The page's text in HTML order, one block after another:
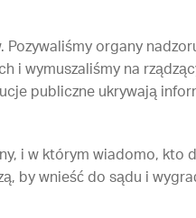
Pozywaliśmy organy
i wymuszaliśmy na
publiczne ukrywają
i w którym wiadomo, kto
by wnieść do sądu i